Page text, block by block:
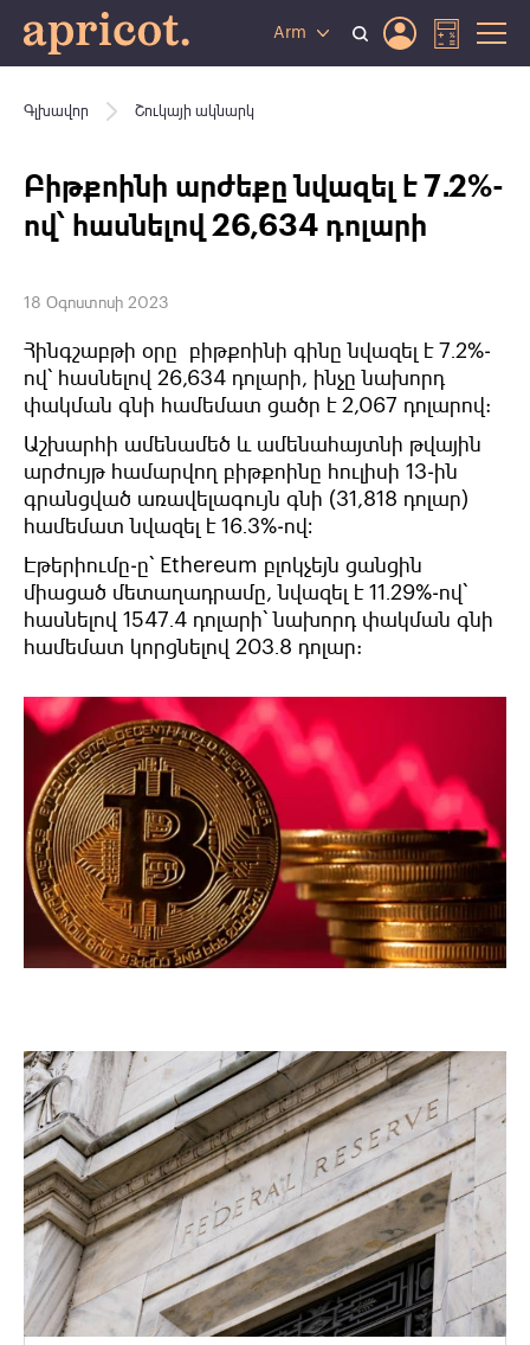
Arm
Գլխավոր Շուկայի ակնարկ
Բիթքոինի արժեքը նվազել է 7․2%-
ով՝ հասնելով 26,634 դոլարի
18 Օգոստոսի 2023
Հինգշաբթի օրը բիթքոինի գինը նվազել է 7․2%-
ով՝ հասնելով 26,634 դոլարի, ինչը նախորդ
փակման գնի համեմատ ցածր է 2,067 դոլարով:
Աշխարհի ամենամեծ և ամենահայտնի թվային
արժույթ համարվող բիթքոինը հուլիսի 13-ին
գրանցված առավելագույն գնի (31,818 դոլար)
համեմատ նվազել է 16․3%-ով։
Էթերիումը-ը՝ Ethereum բլոկչեյն ցանցին
միացած մետաղադրամը, նվազել է 11․29%-ով՝
հասնելով 1547․4 դոլարի՝ նախորդ փակման գնի
համեմատ կորցնելով 203․8 դոլար: